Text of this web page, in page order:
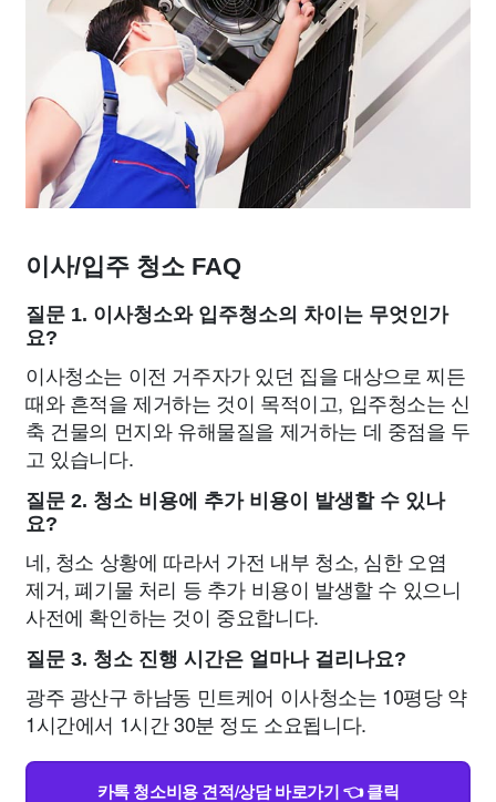
이사/입주 청소 FAQ
질문 1. 이사청소와 입주청소의 차이는 무엇인가
요?
이사청소는 이전 거주자가 있던 집을 대상으로 찌든
때와 흔적을 제거하는 것이 목적이고, 입주청소는 신
축 건물의 먼지와 유해물질을 제거하는 데 중점을 두
고 있습니다.
질문 2. 청소 비용에 추가 비용이 발생할 수 있나
요?
네, 청소 상황에 따라서 가전 내부 청소, 심한 오염
제거, 폐기물 처리 등 추가 비용이 발생할 수 있으니
사전에 확인하는 것이 중요합니다.
질문 3. 청소 진행 시간은 얼마나 걸리나요?
광주 광산구 하남동 민트케어 이사청소는 10평당 약
1시간에서 1시간 30분 정도 소요됩니다.
카톡 청소비용 견적/상담 바로가기 👈 클릭